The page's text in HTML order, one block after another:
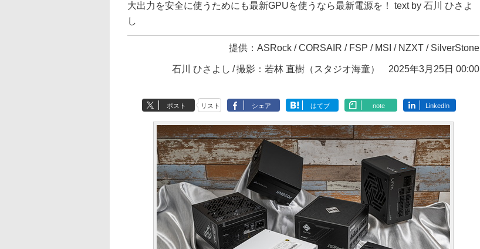
大出力を安全に使うためにも最新GPUを使うなら最新電源を！ text by 石川 ひさよ
し
提供： ASRock / CORSAIR / FSP / MSI / NZXT / SilverStone
石川 ひさよし 撮影：若林 直樹（スタジオ海童） 2025年3月25日 00:00
ポスト リスト シェア はてブ note LinkedIn